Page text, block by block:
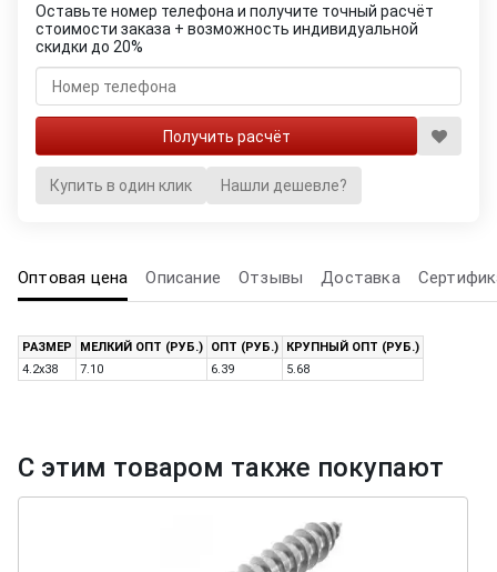
Оставьте номер телефона и получите точный расчёт
стоимости заказа + возможность индивидуальной
скидки до 20%
Купить в один клик Нашли дешевле?
Оптовая цена Описание Отзывы Доставка
РАЗМЕР МЕЛКИЙ ОПТ (РУБ.) ОПТ (РУБ.)
КРУПНЫЙ ОПТ (РУБ.)
4.2x38
7.10 6.39 5.68
С этим товаром также покупают